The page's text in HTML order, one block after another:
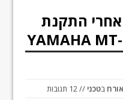
התקנת
בטכני // 12 תגובות